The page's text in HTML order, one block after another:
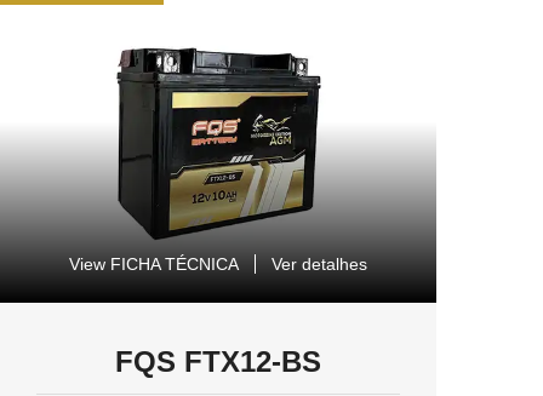
View FICHA TÉCNICA Ver detalhes
FQS FTX12-BS